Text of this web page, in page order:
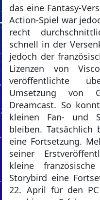
das eine Fantasy-
Action-Spiel war
recht
schnell in der
jedoch der
Lizenzen von
veröffentlichte
Umsetzung von
Dreamcast. So
kleinen Fan- und
bleiben. Tatsächlich
eine Fortsetzung.
seiner
kleine
Storybird eine
22. April für den